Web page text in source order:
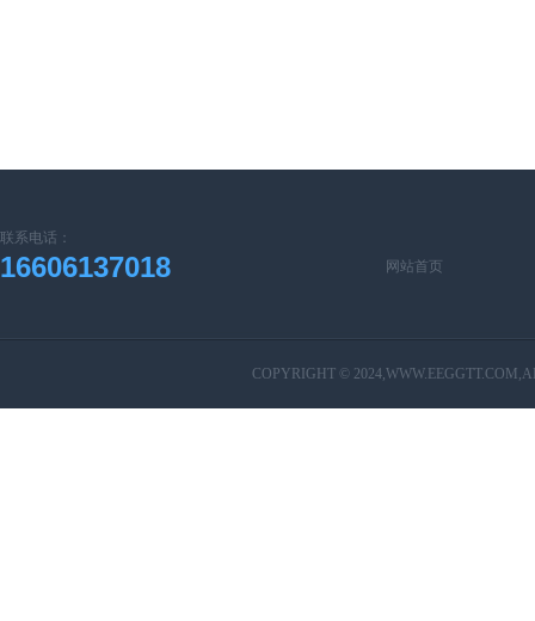
16606137018 网站首页
联系电话：
COPYRIGHT © 2024,